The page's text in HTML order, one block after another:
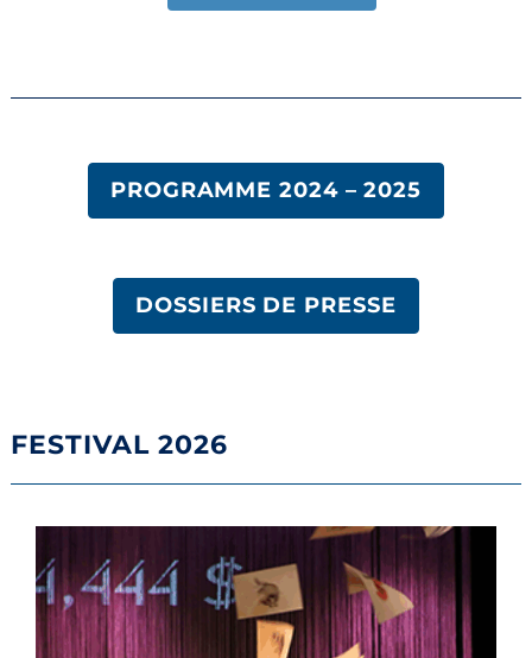
PROGRAMME 2024 – 2025
DOSSIERS DE PRESSE
FESTIVAL 2026